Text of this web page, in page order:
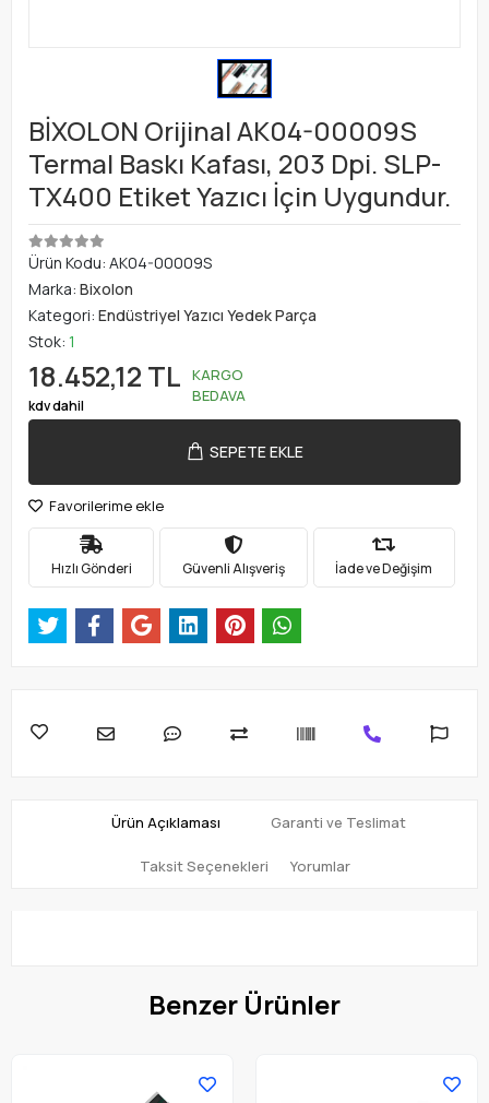
BİXOLON Orijinal AK04-00009S
Termal Baskı Kafası, 203 Dpi. SLP-
TX400 Etiket Yazıcı İçin Uygundur.
Ürün Kodu: AK04-00009S
Marka: Bixolon
Kategori: Endüstriyel Yazıcı Yedek Parça
Stok: 1
18.452,12 TL
kdv dahil
KARGO
BEDAVA
SEPETE EKLE
Favorilerime ekle
Hızlı Gönderi Güvenli Alışveriş İade ve Değişim
Ürün Açıklaması Garanti ve Teslimat
Taksit Seçenekleri Yorumlar
Benzer Ürünler